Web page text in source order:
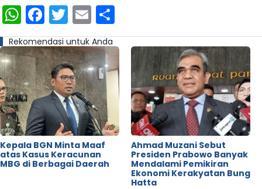
WhatsApp
Facebook
Twitter
Email
Rekomendasi untuk Anda
Kepala BGN Minta Maaf
atas Kasus Keracunan
MBG di Berbagai Daerah
Ahmad Muzani Sebut
Presiden Prabowo Banyak
Mendalami Pemikiran
Ekonomi Kerakyatan Bung
Hatta